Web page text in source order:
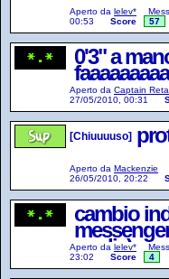
Aperto da lelev*
00:53
Score 57
0'3" a
Aperto da Captain
27/05/2010, 00:31
[Chiuuuuso]
Aperto da Mackenzie
26/05/2010, 20:22
cambio
voglia)
Aperto da lelev*
23:02
Score 4